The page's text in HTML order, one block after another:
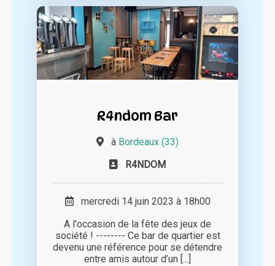
R4ndom Bar
à Bordeaux (33)
R4NDOM
mercredi 14 juin 2023 à 18h00
A l'occasion de la fête des jeux de
société ! -------- Ce bar de quartier est
devenu une référence pour se détendre
entre amis autour d’un [...]